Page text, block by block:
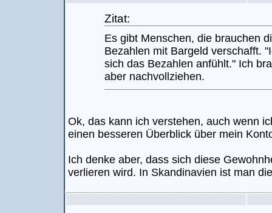
Zitat:
Es gibt Menschen, die brauchen
Bezahlen mit Bargeld verschafft.
sich das Bezahlen anfühlt." Ich
aber nachvollziehen.
Ok, das kann ich verstehen, auch wenn
einen besseren Überblick über mein
Ich denke aber, dass sich diese
verlieren wird. In Skandinavien ist man